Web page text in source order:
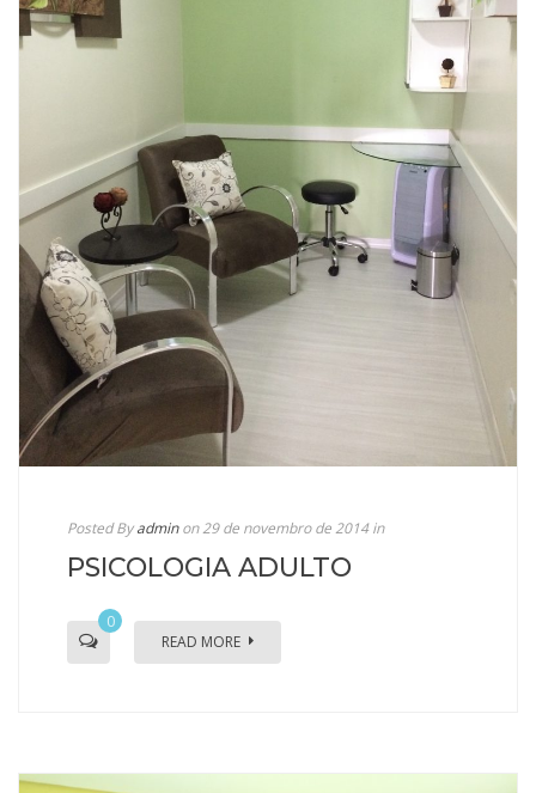
Posted Byadmin on 29 de novembro de 2014in
PSICOLOGIA ADULTO
0
READ MORE